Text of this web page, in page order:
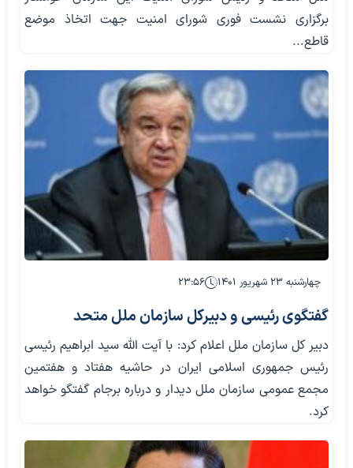
برگزاری نشست فوری شورای امنیت جهت اتخاذ موضع
قاطع...
چهارشنبه ۲۳ شهریور ۱۴۰۱ ۲۳:۵۶
گفتگوی رئیسی و دبیرکل سازمان ملل متحد
دبیر کل سازمان ملل اعلام کرد: با آیت الله سید ابراهیم رئیسی
رئیس جمهوری اسلامی ایران در حاشیه هفتاد و هفتمین
مجمع عمومی سازمان ملل دیدار و درباره برجام گفتگو خواهد
کرد.